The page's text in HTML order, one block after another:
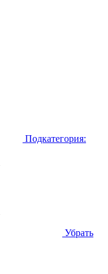
Подкатегория:
Убрать